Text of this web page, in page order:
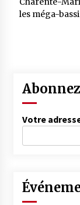
les méga-
Votre